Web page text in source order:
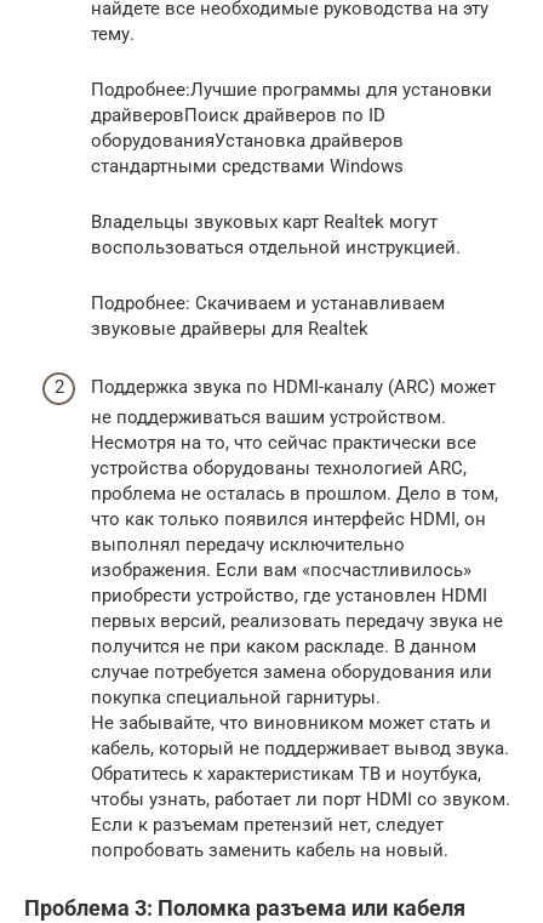
найдете все необходимые руководства на эту
тему.
Подробнее:Лучшие программы для установки
драйверовПоиск драйверов по ID
оборудованияУстановка драйверов
стандартными средствами Windows
Владельцы звуковых карт Realtek могут
воспользоваться отдельной инструкцией.
Подробнее: Скачиваем и устанавливаем
звуковые драйверы для Realtek
Поддержка звука по HDMI-каналу (ARC) может
не поддерживаться вашим устройством.
Несмотря на то, что сейчас практически все
устройства оборудованы технологией ARC,
проблема не осталась в прошлом. Дело в том,
что как только появился интерфейс HDMI, он
выполнял передачу исключительно
изображения. Если вам «посчастливилось»
приобрести устройство, где установлен HDMI
первых версий, реализовать передачу звука не
получится не при каком раскладе. В данном
случае потребуется замена оборудования или
покупка специальной гарнитуры.
Не забывайте, что виновником может стать и
кабель, который не поддерживает вывод звука.
Обратитесь к характеристикам ТВ и ноутбука,
чтобы узнать, работает ли порт HDMI со звуком.
Если к разъемам претензий нет, следует
попробовать заменить кабель на новый.
Проблема 3: Поломка разъема или кабеля